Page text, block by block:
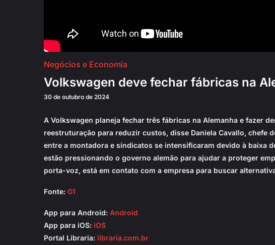
Negócios e Economia
Volkswagen deve fechar fábricas na
30 de outubro de 2024
A Volkswagen planeja fechar três fábricas na Alemanha e fazer
reestruturação para reduzir custos, disse Daniela Cavallo, chefe
entre a montadora e sindicatos se intensificaram devido à baixa
estão pressionando o governo alemão para ajudar a proteger
porta-voz, está em contato com a empresa para buscar
Fonte: G1
App para Android: Android
App para iOS: iOS
Portal Libraria: libraria.com.br